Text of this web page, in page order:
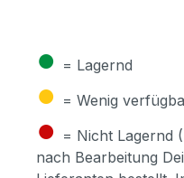
● = Lagernd
● = Wenig
● = Nicht Lagernd
nach Bearbeitung